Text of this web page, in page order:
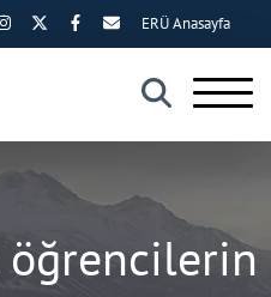
×
ERÜ Anasayfa